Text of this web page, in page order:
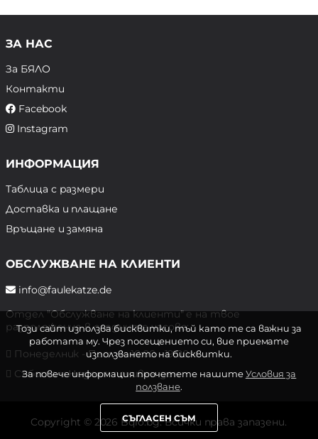
ЗА НАС
За БЯЛО
Контакти
Facebook
Instagram
ИНФОРМАЦИЯ
Таблица с размери
Доставка и плащане
Връщане и замяна
ОБСЛУЖВАНЕ НА КЛИЕНТИ
info@faulekatze.de
Отдел "Обслужване на клиенти" е на твое
разположение в следните часове:
Понеделник - Петък: 10:00 - 19:00 ч.
Събота и Неделя: почивен ден
Copyright © 2026 Bqlo.bg. Всички права запазени.
Този сайт използва бисквитки, тъй като те са важни за
работата му. Чрез посещението си, вие приемате
използването на бисквитки.
За повече информация прочетете нашитеУсловия за
ползване.
СЪГЛАСЕН СЪМ